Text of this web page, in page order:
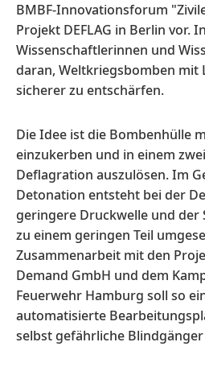
BMBF-Innovationsforum
Projekt DEFLAG in Berlin vor.
Wissenschaftlerinnen und
daran, Weltkriegsbomben mit
sicherer zu entschärfen.
Die Idee ist die Bombenhülle
einzukerben und in einem
Deflagration auszulösen. Im
Detonation entsteht bei der
geringere Druckwelle und
zu einem geringen Teil
Zusammenarbeit mit den
Demand GmbH und dem
Feuerwehr Hamburg soll so
automatisierte
selbst gefährliche